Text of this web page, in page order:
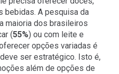
bebidas. A pesquisa da
maioria dos brasileiros
(55%) ou com leite e
opções variadas é
ser estratégico. Isto é,
além de opções de